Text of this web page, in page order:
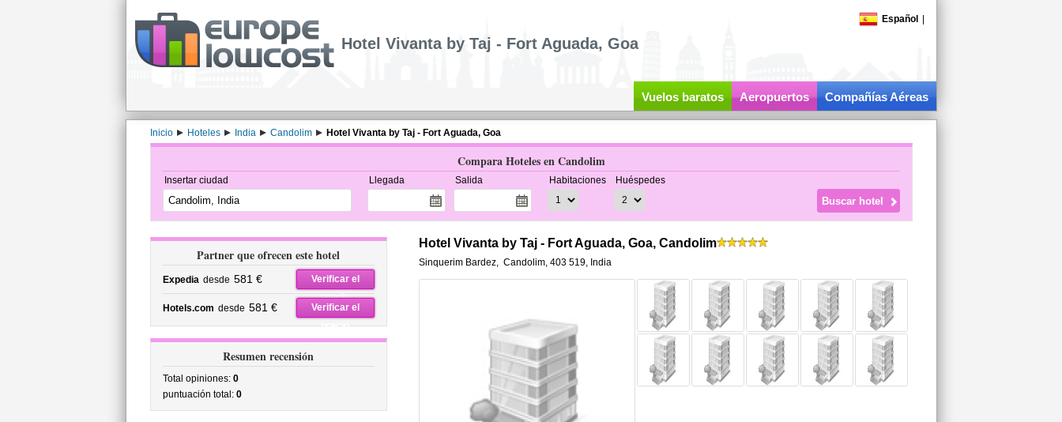
Español
Hotel Vivanta by Taj - Fort Aguada, Goa
Vuelos baratos Aeropuertos Compañías Aéreas
Inicio Hoteles India Candolim Hotel Vivanta by Taj - Fort Aguada, Goa
Compara Hoteles en Candolim
Insertar ciudad Llegada Salida Habitaciones Huéspedes
Partner que ofrecen este hotel
Expedia desde 581 €
Verificar el
precio
Hotels.com desde 581 €
Verificar el
precio
Resumen recensión
Total opiniones: 0
puntuación total: 0
Hotel Vivanta by Taj - Fort Aguada, Goa, Candolim
Sinquerim Bardez, Candolim, 403 519, India